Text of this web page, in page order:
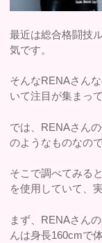
最近は総合格闘技
気です。
そんなRENAさん
いて注目が集まっ
では、RENAさん
のようなものなの
そこで調べてみる
を使用していて、
まず、RENAさん
んは身長160cmで